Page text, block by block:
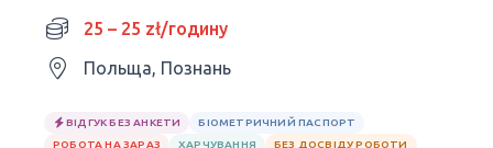
25 – 25 zł/годину
Польща, Познань
ВІДГУК БЕЗ АНКЕТИ
БІОМЕТРИЧНИЙ ПАСПОРТ
РОБОТА НА ЗАРАЗ
ХАРЧУВАННЯ
БЕЗ ДОСВІДУ РОБОТИ